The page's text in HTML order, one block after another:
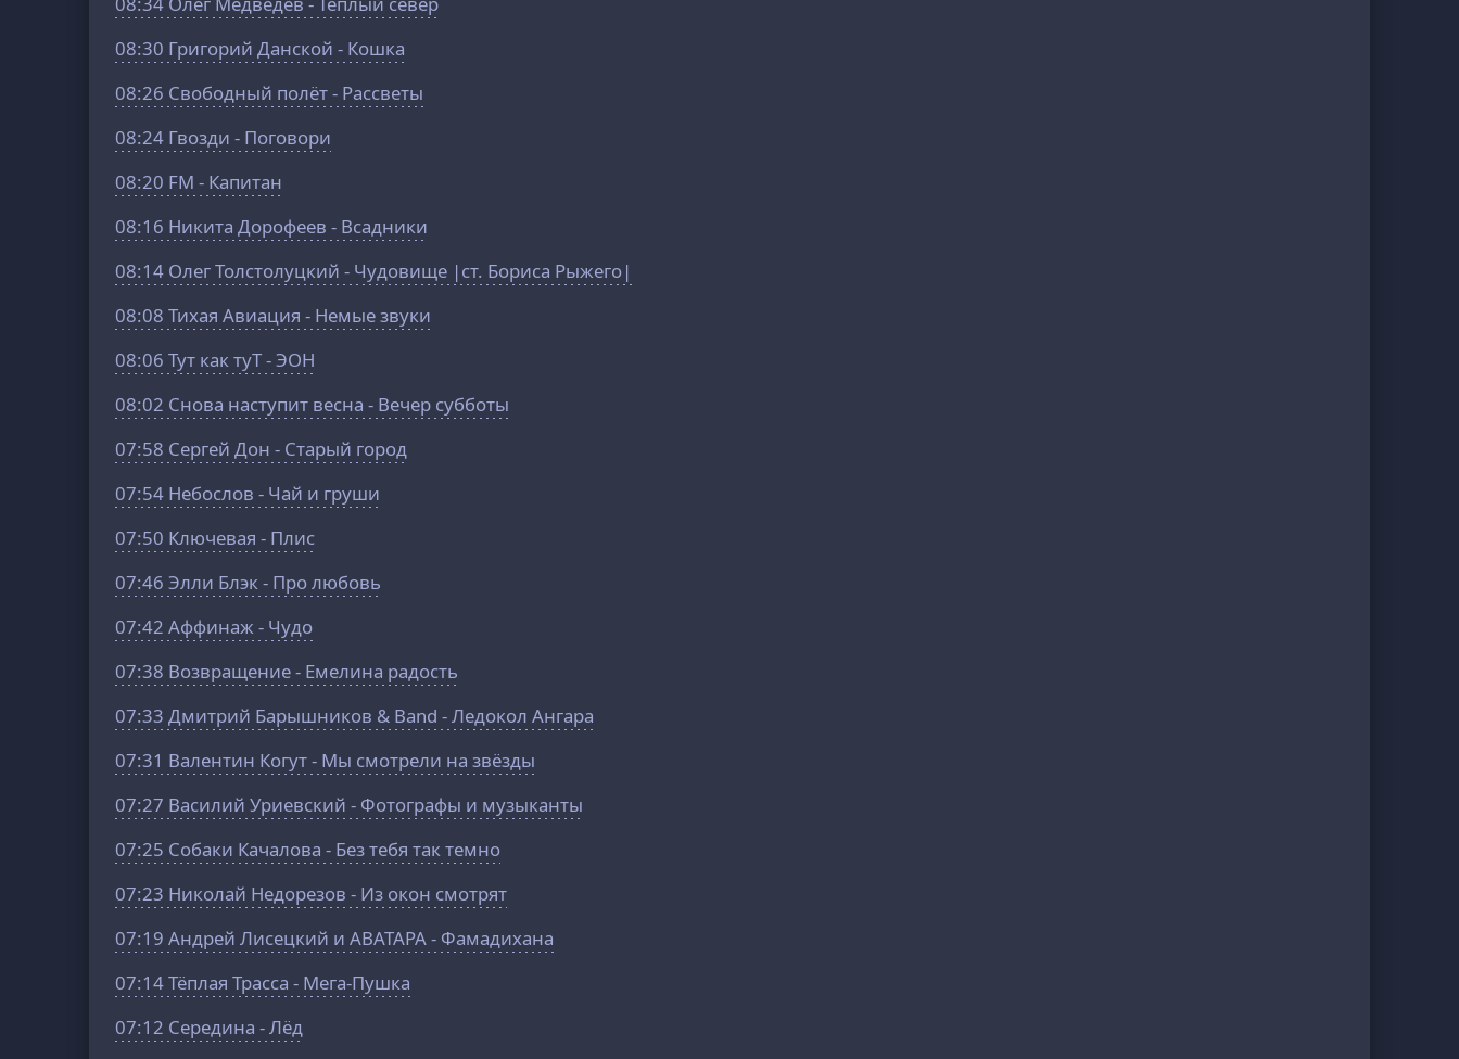
08:30 Григорий Данской - Кошка
08:26 Свободный полёт - Рассветы
08:24 Гвозди - Поговори
08:20 FM - Капитан
08:16 Никита Дорофеев - Всадники
08:14 Олег Толстолуцкий - Чудовище |ст. Бориса Рыжего|
08:08 Тихая Авиация - Немые звуки
08:06 Тут как туТ - ЭОН
08:02 Снова наступит весна - Вечер субботы
07:58 Сергей Дон - Старый город
07:54 Небослов - Чай и груши
07:50 Ключевая - Плис
07:46 Элли Блэк - Про любовь
07:42 Аффинаж - Чудо
07:38 Возвращение - Емелина радость
07:33 Дмитрий Барышников & Band - Ледокол Ангара
07:31 Валентин Когут - Мы смотрели на звёзды
07:27 Василий Уриевский - Фотографы и музыканты
07:25 Собаки Качалова - Без тебя так темно
07:23 Николай Недорезов - Из окон смотрят
07:19 Андрей Лисецкий и АВАТАРА - Фамадихана
07:14Тёплая Трасса - Мега-Пушка
07:12 Середина - Лёд